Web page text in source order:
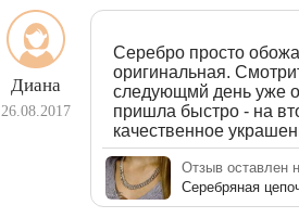
Диана
26.08.2017
Серебро просто
оригинальная.
следующмй день уже
пришла быстро - на
качественное
Отзыв оставлен
Серебряная